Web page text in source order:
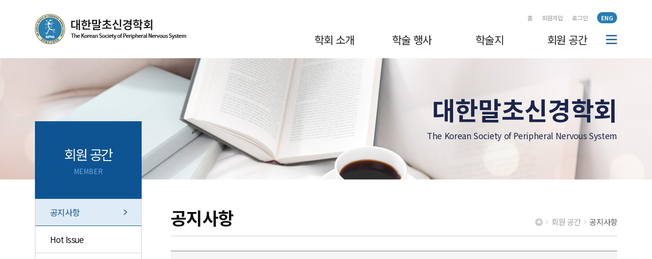
홈 회원가입 로그인 ENG
학회 소개 학술 행사 학술지 회원 공간
대한말초신경학회
The Korean Society of Peripheral Nervous System
회원 공간
MEMBER
공지사항
Hot Issue
공지사항 회원 공간 공지사항